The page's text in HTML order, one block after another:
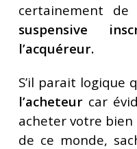
certainement de
suspensive
l’acquéreur.
S’il parait logique
l’acheteurcar
acheter votre bien
de ce monde,